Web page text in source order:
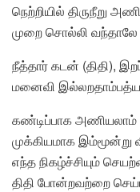
நெற்றியில் திருநீறு
முறை சொல்லி வந்தாலே
நீத்தார் கடன் (திதி),
மனைவி இல்லறதாம்பத்ய
கண்டிப்பாக அணியலாம்
முக்கியமாக
எந்த நிகழ்ச்சியும்
திதி போன்றவற்றை